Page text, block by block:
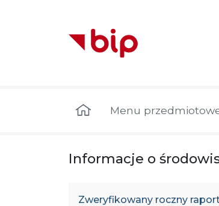
Menu
Informacje o
Zweryfikowany roczny